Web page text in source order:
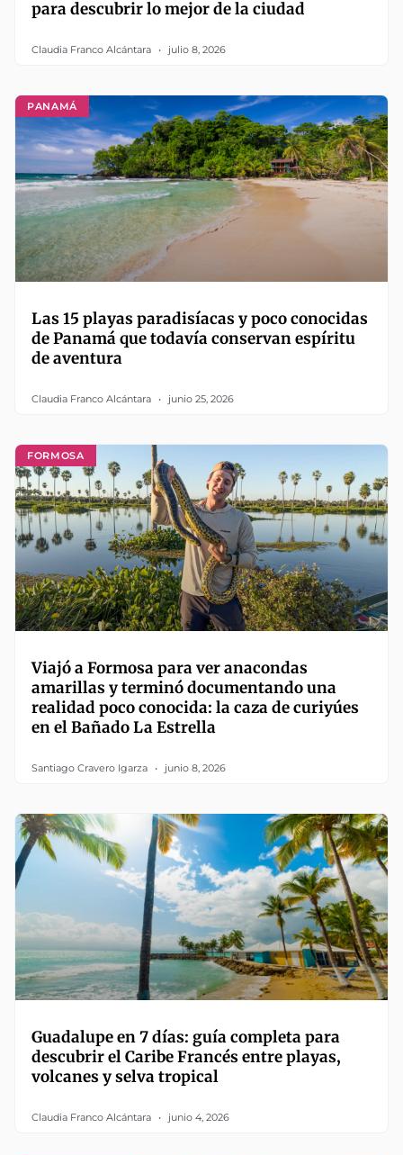
para descubrir lo mejor de la ciudad
Claudia Franco Alcántara julio 8, 2026
PANAMÁ
Las 15 playas paradisíacas y poco conocidas
de Panamá que todavía conservan espíritu
de aventura
Claudia Franco Alcántara junio 25, 2026
FORMOSA
Viajó a Formosa para ver anacondas
amarillas y terminó documentando una
realidad poco conocida: la caza de curiyúes
en el Bañado La Estrella
Santiago Cravero Igarza junio 8, 2026
Guadalupe en 7 días: guía completa para
descubrir el Caribe Francés entre playas,
volcanes y selva tropical
Claudia Franco Alcántara junio 4, 2026